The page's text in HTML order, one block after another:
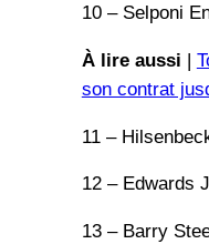
10 – Selponi
À lire aussi |
son contrat
11 –
12 – Edwards
13 – Barry